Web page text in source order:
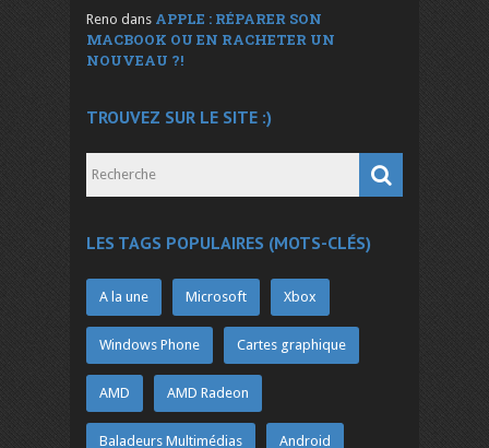
Reno dans APPLE : RÉPARER SON
MACBOOK OU EN RACHETER UN
NOUVEAU ?!
TROUVEZ SUR LE SITE :)
LES TAGS POPULAIRES (MOTS-CLÉS)
A la une Microsoft Xbox
Windows Phone Cartes graphique
AMD AMD Radeon
Baladeurs Multimédias Android